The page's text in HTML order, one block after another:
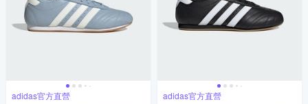
adidas官方直營 adidas官方直營